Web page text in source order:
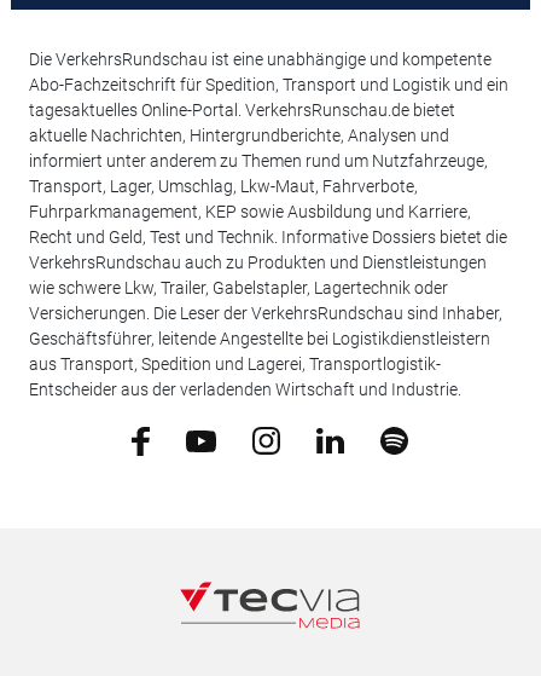
Die VerkehrsRundschau ist eine unabhängige und kompetente
Abo-Fachzeitschrift für Spedition, Transport und Logistik und ein
tagesaktuelles Online-Portal. VerkehrsRunschau.de bietet
aktuelle Nachrichten, Hintergrundberichte, Analysen und
informiert unter anderem zu Themen rund um Nutzfahrzeuge,
Transport, Lager, Umschlag, Lkw-Maut, Fahrverbote,
Fuhrparkmanagement, KEP sowie Ausbildung und Karriere,
Recht und Geld, Test und Technik. Informative Dossiers bietet die
VerkehrsRundschau auch zu Produkten und Dienstleistungen
wie schwere Lkw, Trailer, Gabelstapler, Lagertechnik oder
Versicherungen. Die Leser der VerkehrsRundschau sind Inhaber,
Geschäftsführer, leitende Angestellte bei Logistikdienstleistern
aus Transport, Spedition und Lagerei, Transportlogistik-
Entscheider aus der verladenden Wirtschaft und Industrie.